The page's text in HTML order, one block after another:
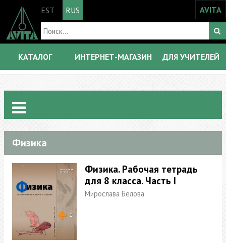
EST RUS AVITA
КАТАЛОГ ИНТЕРНЕТ-МАГАЗИН ДЛЯ УЧИТЕЛЕЙ
Физика
Физика. Рабочая тетрадь
для 8 класса. Часть I
Мирослава Белова